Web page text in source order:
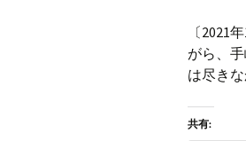
〔2021
がら、
は尽きな
共有: